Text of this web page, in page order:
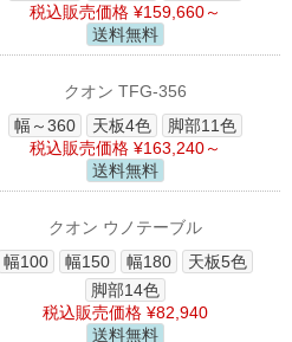
税込販売価格 ¥159,660～
送料無料
クオン TFG-356
幅～360
天板4色
脚部11色
税込販売価格 ¥163,240～
送料無料
クオン ウノテーブル
幅100
幅150 幅180
天板5色
脚部14色
税込販売価格 ¥82,940
送料無料